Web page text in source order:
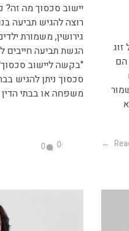
הם
יישוב סכסוך מה זה?
רוצה להגיש תביעה
גירושין, משמורת
הגשת תביעה חייבים
"בקשה ליישוב
סכסוך ניתן להגיש
משפחה או בבתי הדין
0
0